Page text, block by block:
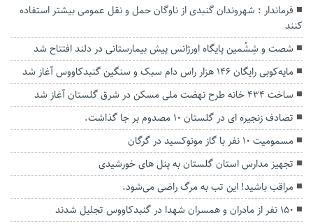
فرماندار : شهروندان گنبدی از ناوگان حمل و نقل عمومی بیشتر استفاده
کنند
شصت و شِشُمین پایگاه اورژانس پیش بیمارستانی در دلند افتتاح شد
مایه‌کوبی رایگان ۱۴۶ هزار راس دام‌ سبک و سنگین گنبدکاووس آغاز شد
ساخت ۴۳۴ خانه طرح نهضت ملی مسکن در شرق گلستان آغاز شد
تصادف زنجیره ای در گلستان ۱۰ مصدوم بر جا گذاشت.
مسمومیت ۱۰ نفر با گاز مونوکسید در گرگان
تجهیز مدارس استان گلستان به پنل های خورشیدی
مراقب باشید! این تب به مرگ راضی می‌شود.
۱۵۰ نفر از مادران و همسران شهدا در گنبدکاووس تجلیل شدند